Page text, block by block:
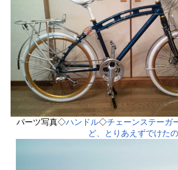
パーツ写真◇ハンドル◇チェーンステーガ
ど、とりあえずでけたの